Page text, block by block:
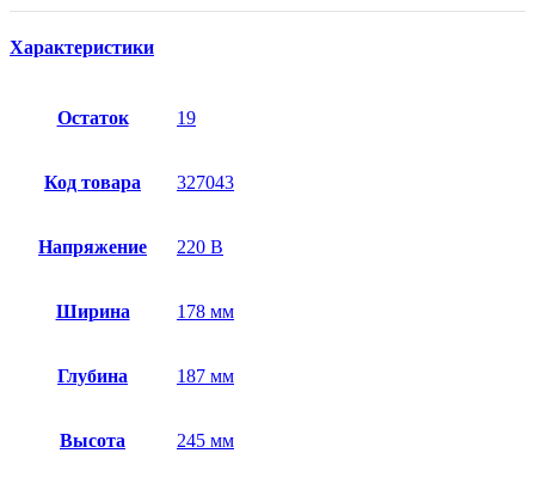
Характеристики
Остаток 19
Код товара 327043
Напряжение 220 В
Ширина 178 мм
Глубина 187 мм
Высота 245 мм